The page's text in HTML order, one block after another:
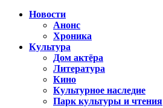
Новости
Анонс
Хроника
Культура
Дом актёра
Литература
Кино
Культурное наследие
Парк культуры и чтения